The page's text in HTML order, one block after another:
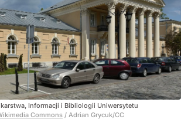
Informacji i Bibliologii Uniwersytetu
Commons / Adrian Grycuk/CC